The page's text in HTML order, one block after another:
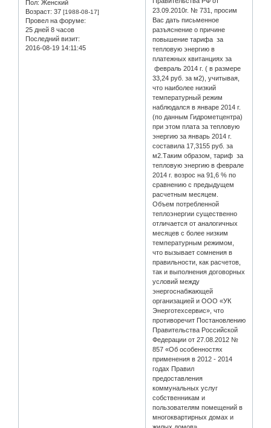
Пол: Женский
Возраст: 37 [1988-08-17]
Провел на форуме:
25 дней 8 часов
Последний визит:
2016-08-19 14:11:45
23.09.2010г. № 731, просим
Вас дать письменное
разъяснение о причине
повышение тарифа за
тепловую энергию в
платежных квитанциях за
февраль 2014 г. ( в размере
33,24 руб. за м2), учитывая,
что наиболее низкий
температурный режим
наблюдался в январе 2014 г.
(по данным Гидрометцентра)
при этом плата за тепловую
энергию за январь 2014 г.
составила 17,3155 руб. за
м2.Таким образом, тариф за
тепловую энергию в феврале
2014 г. возрос на 91,6 % по
сравнению с предыдущем
расчетным месяцем.
Объем потребленной
теплоэнергии существенно
отличается от аналогичных
месяцев с более низким
температурным режимом,
что вызывает сомнения в
правильности, как расчетов,
так и выполнения договорных
условий между
энергоснабжающей
организацией и ООО «УК
Энерготехсервис», что
противоречит Постановлению
Правительства Российской
Федерации от 27.08.2012 №
857 «Об особенностях
применения в 2012 - 2014
годах Правил
предоставления
коммунальных услуг
собственникам и
пользователям помещений в
многоквартирных домах и